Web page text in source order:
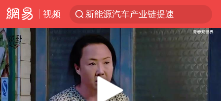
视频
新能源汽车产业链提速
费大厨不再自称“大王”
APEC峰会倒计时100天
众星发文悼念秦焰
“还不如不放假”